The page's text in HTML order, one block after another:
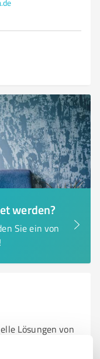
werden?
Sie ein von
Lösungen von